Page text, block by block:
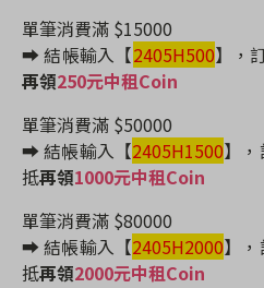
單筆消費滿 $15000
➡️ 結帳輸入【2405H500】 ，
再領250元中租Coin
單筆消費滿 $50000
➡️ 結帳輸入【2405H1500】
抵再領1000元中租Coin
單筆消費滿 $80000
➡️ 結帳輸入【2405H2000】
抵再領2000元中租Coin